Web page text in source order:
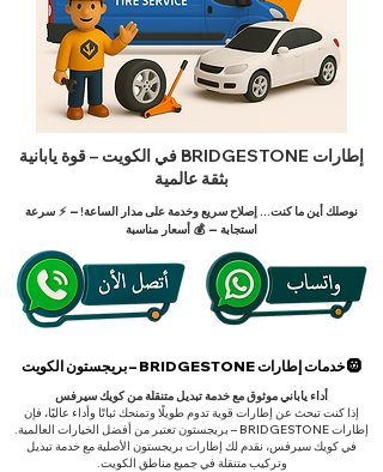
إطارات BRIDGESTONE في الكويت – قوة يابانية
بثقة عالمية
نوصلك أين ما كنت… إصلاح سريع وخدمة على مدار الساعة!– ⚡ سرعة
استجابة – 💰 أسعار مناسبة
🛞 خدمات إطارات BRIDGESTONE – بريجستون الكويت
أداء ياباني موثوق مع خدمة تبديل متنقلة من كويك سيرفس
إذا كنت تبحث عن إطارات قوية تدوم طويلًا وتمنحك ثباتًا وأداء عاليًا، فإن
إطارات BRIDGESTONE – بريجستون تعتبر من أفضل الخيارات العالمية.
في كويك سيرفس، نقدم لك إطارات بريجستون الأصلية مع خدمة تبديل
وتركيب متنقلة في جميع مناطق الكويت.